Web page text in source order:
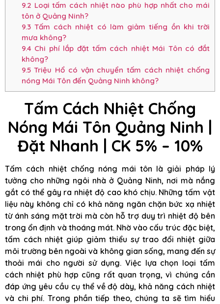
9.2 Loại tấm cách nhiệt nào phù hợp nhất cho mái
tôn ở Quảng Ninh?
9.3Tấm cách nhiệt có làm giảm tiếng ồn khi trời
mưa không?
9.4 Chi phí lắp đặt tấm cách nhiệt Mái Tôn có đắt
không?
9.5Triệu Hổ có vận chuyển tấm cách nhiệt chống
nóng Mái Tôn đến Quảng Ninh không?
Tấm Cách Nhiệt Chống
Nóng Mái Tôn Quảng Ninh |
Đặt Nhanh | CK 5% – 10%
Tấm cách nhiệt chống nóng mái tôn là giải pháp lý
tưởng cho những ngôi nhà ở Quảng Ninh, nơi mà nắng
gắt có thể gây ra nhiệt độ cao khó chịu. Những tấm vật
liệu này không chỉ có khả năng ngăn chặn bức xạ nhiệt
từ ánh sáng mặt trời mà còn hỗ trợ duy trì nhiệt độ bên
trong ổn định và thoáng mát. Nhờ vào cấu trúc đặc biệt,
tấm cách nhiệt giúp giảm thiểu sự trao đổi nhiệt giữa
môi trường bên ngoài và không gian sống, mang đến sự
thoải mái cho người sử dụng. Việc lựa chọn loại tấm
cách nhiệt phù hợp cũng rất quan trọng, vì chúng cần
đáp ứng yêu cầu cụ thể về độ dày, khả năng cách nhiệt
và chi phí. Trong phần tiếp theo, chúng ta sẽ tìm hiểu